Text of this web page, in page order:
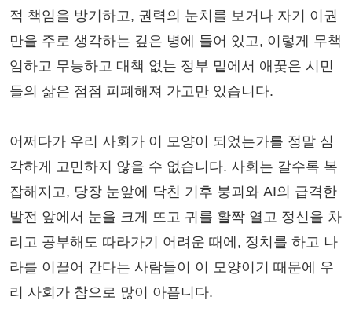
적 책임을 방기하고, 권력의 눈치를 보거나 자기 이권
만을 주로 생각하는 깊은 병에 들어 있고, 이렇게 무책
임하고 무능하고 대책 없는 정부 밑에서 애꿎은 시민
들의 삶은 점점 피폐해져 가고만 있습니다.
어쩌다가 우리 사회가 이 모양이 되었는가를 정말 심
각하게 고민하지 않을 수 없습니다. 사회는 갈수록 복
잡해지고, 당장 눈앞에 닥친 기후 붕괴와 AI의 급격한
발전 앞에서 눈을 크게 뜨고 귀를 활짝 열고 정신을 차
리고 공부해도 따라가기 어려운 때에, 정치를 하고 나
라를 이끌어 간다는 사람들이 이 모양이기 때문에 우
리 사회가 참으로 많이 아픕니다.